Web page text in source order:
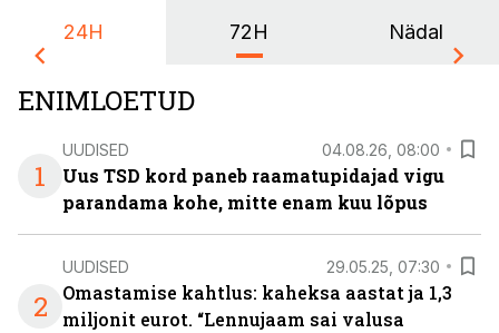
24H 72H Nädal
ENIMLOETUD
1
UUDISED 04.08.26, 08:00
Uus TSD kord paneb raamatupidajad vigu
parandama kohe, mitte enam kuu lõpus
2
UUDISED 29.05.25, 07:30
Omastamise kahtlus: kaheksa aastat ja 1,3
miljonit eurot. “Lennujaam sai valusa